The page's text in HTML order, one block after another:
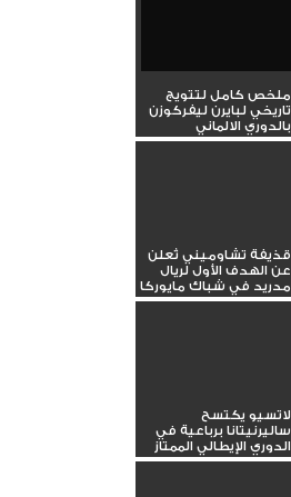
ملخص كامل لتتويج
تاريخي لبايرن ليفركوزن
بالدوري الالماني
قذيفة تشاوميني تُعلن
عن الهدف الأول لريال
مدريد في شباك مايوركا
لاتسيو يكتسح
ساليرنيتانا برباعية في
الدوري الإيطالي الممتاز